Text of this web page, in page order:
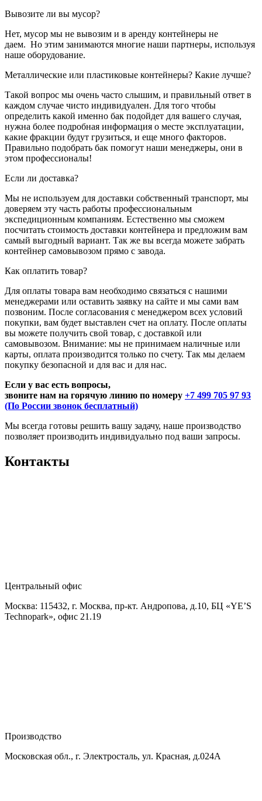
Вывозите ли вы мусор?
Нет, мусор мы не вывозим и в аренду контейнеры не
даем. Но этим занимаются многие наши партнеры, используя
наше оборудование.
Металлические или пластиковые контейнеры? Какие лучше?
Такой вопрос мы очень часто слышим, и правильный ответ в
каждом случае чисто индивидуален. Для того чтобы
определить какой именно бак подойдет для вашего случая,
нужна более подробная информация о месте эксплуатации,
какие фракции будут грузиться, и еще много факторов.
Правильно подобрать бак помогут наши менеджеры, они в
этом профессионалы!
Если ли доставка?
Мы не используем для доставки собственный транспорт, мы
доверяем эту часть работы профессиональным
экспедиционным компаниям. Естественно мы сможем
посчитать стоимость доставки контейнера и предложим вам
самый выгодный вариант. Так же вы всегда можете забрать
контейнер самовывозом прямо с завода.
Как оплатить товар?
Для оплаты товара вам необходимо связаться с нашими
менеджерами или оставить заявку на сайте и мы сами вам
позвоним. После согласования с менеджером всех условий
покупки, вам будет выставлен счет на оплату. После оплаты
вы можете получить свой товар, с доставкой или
самовывозом. Внимание: мы не принимаем наличные или
карты, оплата производится только по счету. Так мы делаем
покупку безопасной и для вас и для нас.
Если у вас есть вопросы,
звоните нам на горячую линию по номеру +7 499 705 97 93
(По России звонок бесплатный)
Мы всегда готовы решить вашу задачу, наше производство
позволяет производить индивидуально под ваши запросы.
Контакты
Центральный офис
Москва: 115432, г. Москва, пр-кт. Андропова, д.10, БЦ «YE’S
Technopark», офис 21.19
Производство
Московская обл., г. Электросталь, ул. Красная, д.024А